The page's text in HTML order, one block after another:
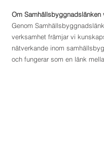
Om Samhällsbyggnadslänken
Genom
verksamhet främjar vi
nätverkande inom
och fungerar som en länk